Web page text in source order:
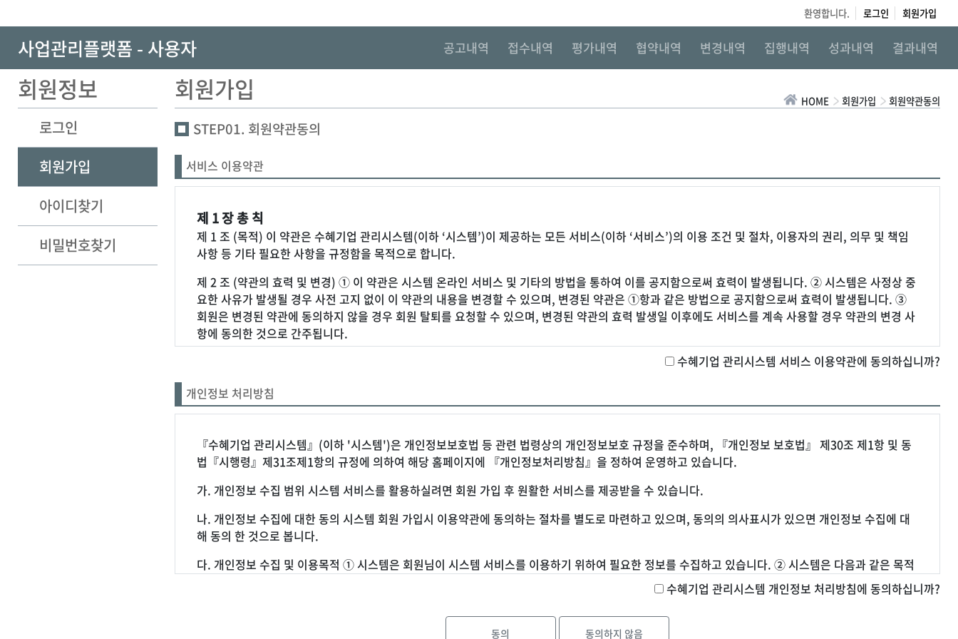
환영합니다. 로그인 회원가입
사업관리플랫폼 - 사용자 공고내역 접수내역 평가내역 협약내역 변경내역 집행내역 성과내역 결과내역
회원정보
로그인
회원가입
아이디찾기
비밀번호찾기
회원가입 HOME 회원가입 회원약관동의
STEP01. 회원약관동의
서비스 이용약관
제 1 장 총 칙
제 1 조 (목적) 이 약관은 수혜기업 관리시스템(이하 ‘시스템’)이 제공하는 모든 서비스(이하 ‘서비스’)의 이용 조건 및 절차, 이용자의 권리, 의무 및 책임
사항 등 기타 필요한 사항을 규정함을 목적으로 합니다.
제 2 조 (약관의 효력 및 변경) ① 이 약관은 시스템 온라인 서비스 및 기타의 방법을 통하여 이를 공지함으로써 효력이 발생됩니다. ② 시스템은 사정상 중
요한 사유가 발생될 경우 사전 고지 없이 이 약관의 내용을 변경할 수 있으며, 변경된 약관은 ①항과 같은 방법으로 공지함으로써 효력이 발생됩니다. ③
회원은 변경된 약관에 동의하지 않을 경우 회원 탈퇴를 요청할 수 있으며, 변경된 약관의 효력 발생일 이후에도 서비스를 계속 사용할 경우 약관의 변경 사
항에 동의한 것으로 간주됩니다.
제 3 조 (약관 외 준칙) 본 약관에 명시되지 아니한 사항에 대해서는 전기통신기본법, 전기통신사업법, 정보통신망 이용촉진 등에 관한 법률 및 기타관련
제 4 조 (용어의 정의) 이 약관에서 사용하는 주요한 용어의 정의는 다음과 같습니다. 1.비회원 : 회원에 가입하지 않고 서비스를 이용하는 자를 말합니다.
위하여 시스템에서 선정한 자를 말합니다.
제 2 장 서비스 이용 계약 체결
제 5 조 (이용 계약의 성립) ① 사용자는 회원가입 시 "동의합니다."를 선택하면 이 약관에 동의하는 것으로 간주됩니다. 약관 변경 시에도 이와 동일하며,
낙함으로써 성립합다.
청합니다.
제 7 조 (이용신청의 승낙) ① 제 6 조에 따른 이용 신청에 대하여, 시스템은 특별한 사정이 없는 한 접수 순서대로 이용 신청을 승낙합니다. ② 다음 각 호
에 해당하는 경우 시스템은 이용 신청에 대한 승낙을 제한할 수 있고, 그 사유가 해소될 때까지 승낙을 유보할 수 있습니다. 1.기타 시스템의 사정상 필요
하다고 인정되는 경우 ③ 시스템은은 다음 각 호에 해당하는 사항을 인지하는 경우 이용 신청을 승낙하지 아니할 수 있습니다. 1.다른 사업자번호를 사용
수혜기업 관리시스템 서비스 이용약관에 동의하십니까?
개인정보 처리방침
『수혜기업 관리시스템』(이하 '시스템')은 개인정보보호법 등 관련 법령상의 개인정보보호 규정을 준수하며, 『개인정보 보호법』 제30조 제1항 및 동
법『시행령』제31조제1항의 규정에 의하여 해당 홈페이지에 『개인정보처리방침』을 정하여 운영하고 있습니다.
가. 개인정보 수집 범위 시스템 서비스를 활용하실려면 회원 가입 후 원활한 서비스를 제공받을 수 있습니다.
나. 개인정보 수집에 대한 동의 시스템 회원 가입시 이용약관에 동의하는 절차를 별도로 마련하고 있으며, 동의의 의사표시가 있으면 개인정보 수집에 대
해 동의 한 것으로 봅니다.
다. 개인정보 수집 및 이용목적 ① 시스템은 회원님이 시스템 서비스를 이용하기 위하여 필요한 정보를 수집하고 있습니다. ② 시스템은 다음과 같은 목적
을 위하여 개인정보를 수집하고 있습니다. - 담당자 관련 성명, 아이디, 비밀번호, 이메일, 전화번호 : 고지사항 전달, 본인 의사 확인, 불만 처리 등 원활한
의사소통 경로의 확보, 정보서비스 등의 정보 안내서비스 - 담당자 회사 관련 회사명, 사업자번호, 법인등록번호, 전화, 우편번호, 주소 : 기업 회원제 서비
스 이용에 따른 식별 - 그 외 선택항목 : 개인맞춤 서비스를 제공하기 위한 자료 ③ 시스템은 개인정보보호정책을 통하여 회원님께서 제공하시는 개인정보
가 어떠한 용도와 방식으로 이용되고 있으며 개인정보보호를 위해 어떠한 조치가 취해지고 있는지 알려드립니다. ④ 시스템은 개인정보보호정책을 시스
수혜기업 관리시스템 개인정보 처리방침에 동의하십니까?
동의 동의하지 않음